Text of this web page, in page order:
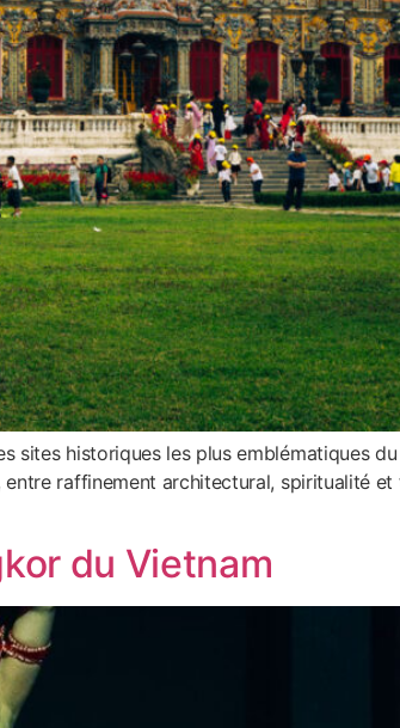
sites historiques les plus emblématiques
raffinement architectural, spiritualité
du Vietnam